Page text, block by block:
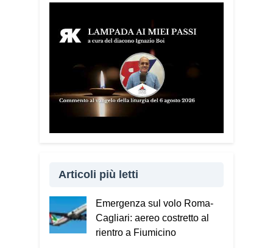
un concetto: non bisogna avere paura di
denunciare o segnalare anche un
semplice tentativo di truffa. Ogni
segnalazione permette alle forze
dell’ordine di organizzare controlli più
efficaci sul territorio.Lei parla anche
delle cosiddette “cinque bandiere
rapidamente la fiducia oppure chiede
soldi, dati personali o password. Se
riconosciamo anche solo uno di questi
elementi dobbiamo fermarci e riflettere.
Se i segnali sono due o più, è molto
Articoli più letti
Emergenza sul volo Roma-
Cagliari: aereo costretto al
rientro a Fiumicino